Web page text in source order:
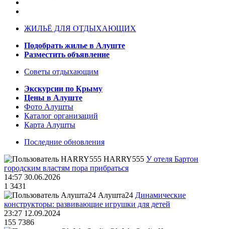
ЖИЛЬЁ ДЛЯ ОТДЫХАЮЩИХ
Подобрать жилье в Алуште
Разместить объявление
Советы отдыхающим
Экскурсии по Крыму
Цены в Алуште
Фото Алушты
Каталог организаций
Карта Алушты
Последние обновления
HARRY555 У отеля Бартон
городским властям пора прибраться
14:57 30.06.2026
1 3431
Алушта24 Динамические
конструкторы: развивающие игрушки для детей
23:27 12.09.2024
155 7386